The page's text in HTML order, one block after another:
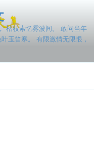
枯枝索忆雾波间。 敢问当年
玉笛寒。 有限激情无限恨，